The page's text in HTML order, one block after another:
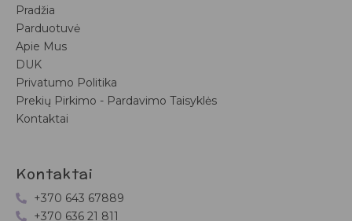
Pradžia
Parduotuvė
Apie Mus
DUK
Privatumo Politika
Prekių Pirkimo - Pardavimo Taisyklės
Kontaktai
Kontaktai
+370 643 67889
+370 636 21 811